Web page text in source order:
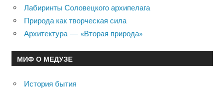
Лабиринты Соловецкого архипелага
Природа как творческая сила
Архитектура — «Вторая природа»
МИФ О МЕДУЗЕ
История бытия